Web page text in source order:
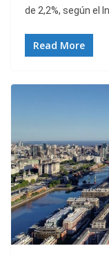
de 2,2%, según el
Read More